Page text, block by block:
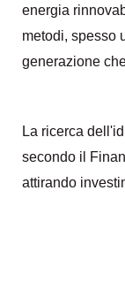
energia
metodi, spesso
generazione
La ricerca
secondo il
attirando